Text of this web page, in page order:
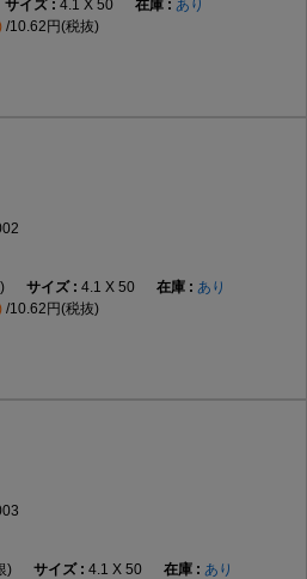
4.1 X 50
あり
10.62円(税抜)
4.1 X 50
あり
10.62円(税抜)
) 4.1 X 50
あり